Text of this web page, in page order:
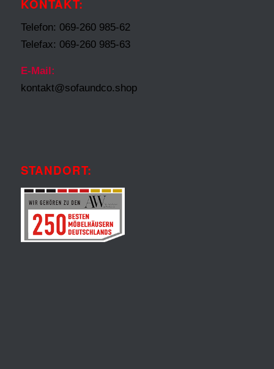
KONTAKT:
Telefon: 069-260 985-62
Telefax: 069-260 985-63
E-Mail:
kontakt@sofaundco.shop
STANDORT: